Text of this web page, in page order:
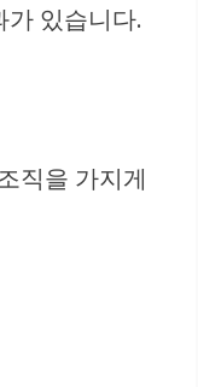
가 있습니다.
직을 가지게